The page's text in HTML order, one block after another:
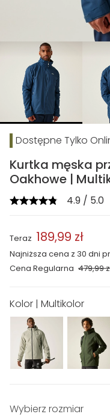
Dostępne Tylko
Kurtka męska
Oakhowe |
4.9 / 5.0
Cena Regularna 479,99
Najniższa cena z 30 dni
Teraz 189,99 zł
Kolor | Multikolor
Wybierz rozmiar